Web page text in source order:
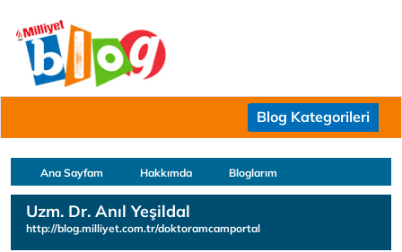
Blog Kategorileri
Ana Sayfam Hakkımda Bloglarım
Uzm. Dr. Anıl Yeşildal
http://blog.milliyet.com.tr/doktoramcamportal